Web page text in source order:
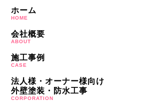
ホーム
HOME
会社概要
ABOUT
施工事例
CASE
法人様・オーナー様向け
外壁塗装・防水工事
CORPORATION